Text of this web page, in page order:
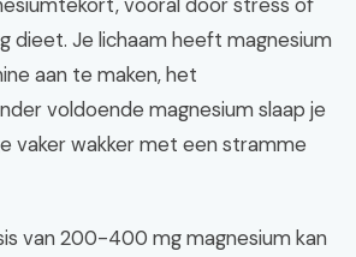
dieet. Je lichaam heeft magnesium
aan te maken, het
voldoende magnesium slaap je
vaker wakker met een stramme
van 200-400 mg magnesium kan